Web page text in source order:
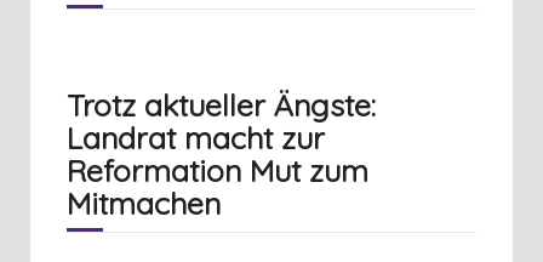
Trotz aktueller Ängste:
Landrat macht zur
Reformation Mut zum
Mitmachen